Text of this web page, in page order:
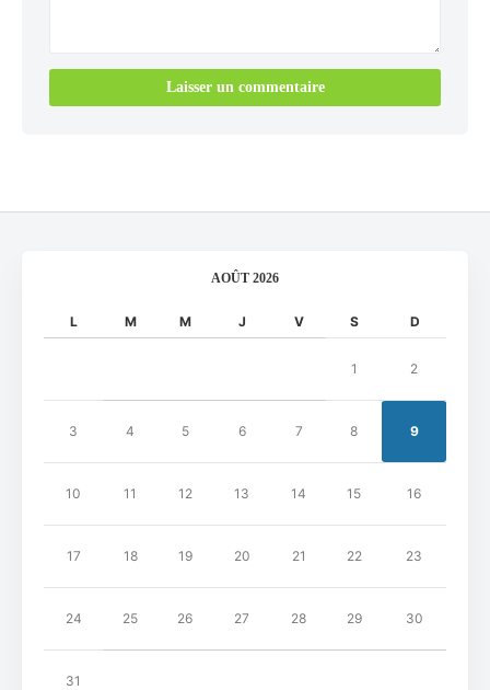
AOÛT 2026
L M M J V S D
1 2
3 4 5 6 7 8 9
10 11 12 13 14 15 16
17 18 19 20 21 22 23
24 25 26 27 28 29 30
31